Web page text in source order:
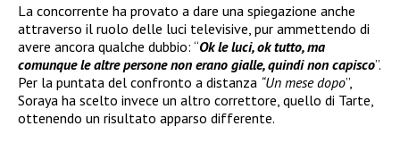
La concorrente ha provato a dare una spiegazione anche
attraverso il ruolo delle luci televisive, pur ammettendo di
avere ancora qualche dubbio: “Ok le luci, ok tutto, ma
comunque le altre persone non erano gialle, quindi non capisco”.
Per la puntata del confronto a distanza “Un mese dopo”,
Soraya ha scelto invece un altro correttore, quello di Tarte,
ottenendo un risultato apparso differente.